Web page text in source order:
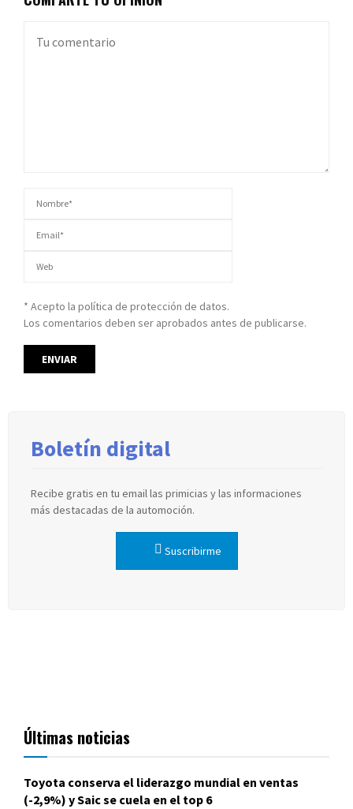
* Acepto la política de protección de datos.
Los comentarios deben ser aprobados antes de publicarse.
Boletín digital
Recibe gratis en tu email las primicias y las informaciones
más destacadas de la automoción.
Suscribirme
Últimas noticias
Toyota conserva el liderazgo mundial en ventas
(-2,9%) y Saic se cuela en el top 6